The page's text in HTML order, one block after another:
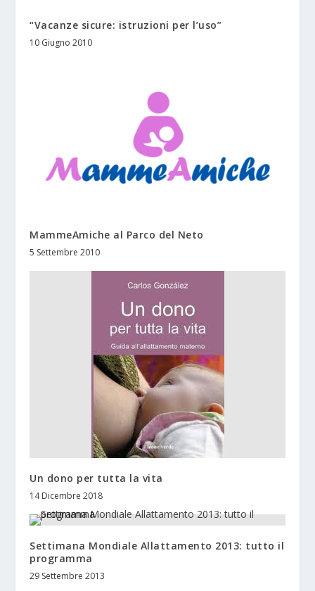
“Vacanze sicure: istruzioni per l’uso”
10 Giugno 2010
MammeAmiche al Parco del Neto
5 Settembre 2010
Un dono per tutta la vita
14 Dicembre 2018
Settimana Mondiale Allattamento 2013: tutto il
programma
29 Settembre 2013